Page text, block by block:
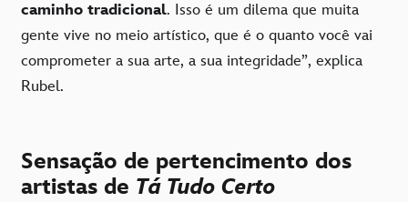
caminho tradicional. Isso é um dilema que muita
gente vive no meio artístico, que é o quanto você vai
comprometer a sua arte, a sua integridade”, explica
Rubel.
Sensação de pertencimento dos
artistas de Tá Tudo Certo